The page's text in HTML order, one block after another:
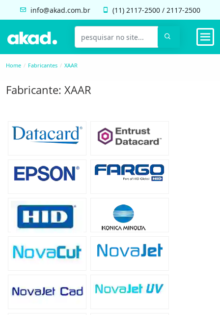
info@akad.com.br (11) 2117-2500 / 2117-2500
Home Fabricantes XAAR
Fabricante: XAAR